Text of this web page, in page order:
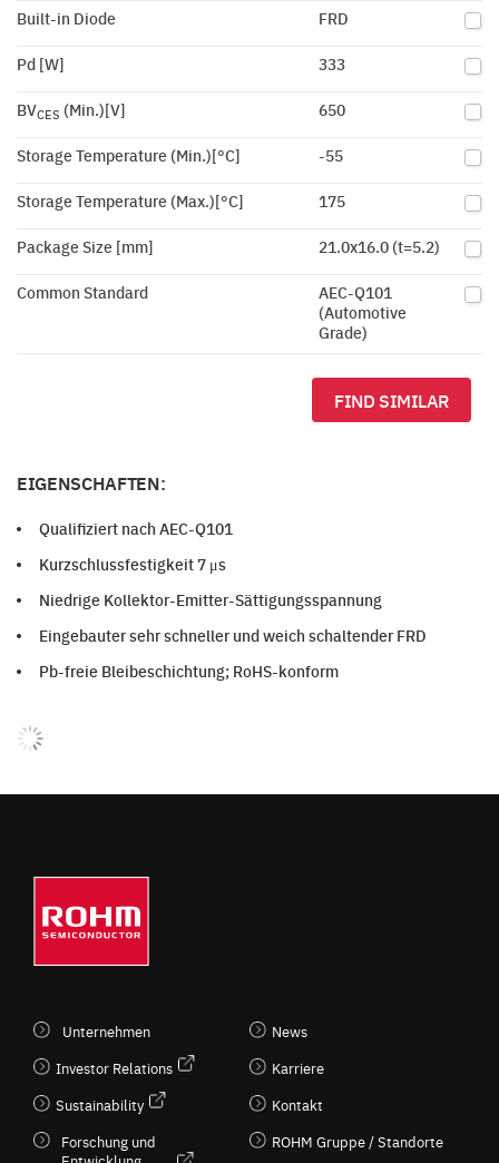
Built-in Diode FRD
Pd [W] 333
BVCES (Min.)[V] 650
Storage Temperature (Min.)[°C] -55
Storage Temperature (Max.)[°C] 175
Package Size [mm] 21.0x16.0 (t=5.2)
Common Standard
AEC-Q101
(Automotive
Grade)
FIND SIMILAR
EIGENSCHAFTEN:
Qualifiziert nach AEC-Q101
Kurzschlussfestigkeit 7 μs
Niedrige Kollektor-Emitter-Sättigungsspannung
Eingebauter sehr schneller und weich schaltender FRD
Pb-freie Bleibeschichtung; RoHS-konform
Unternehmen
Investor Relations
Sustainability
Forschung und
News
Karriere
Kontakt
ROHM Gruppe / Standorte